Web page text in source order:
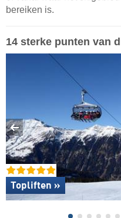
bereiken is.
14 sterke punten van
Topliften »